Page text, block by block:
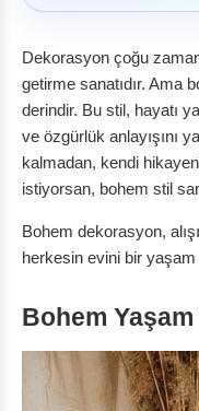
Dekorasyon çoğu
getirme sanatıdır. Ama
derindir. Bu stil, hayatı
ve özgürlük anlayışını
kalmadan, kendi
istiyorsan, bohem stil
Bohem dekorasyon,
herkesin evini bir
Bohem Yaşam